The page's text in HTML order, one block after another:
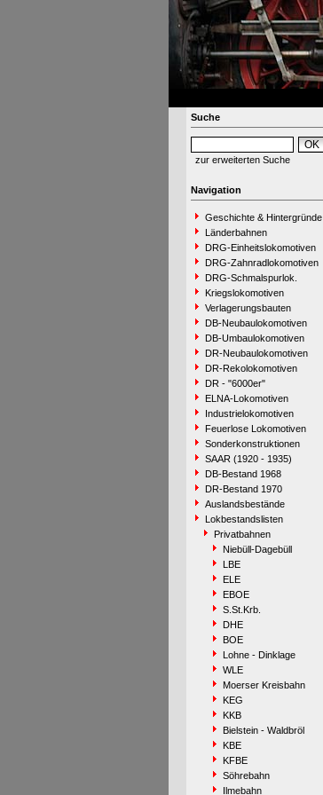
Suche
zur erweiterten Suche
Navigation
Geschichte & Hintergründe
Länderbahnen
DRG-Einheitslokomotiven
DRG-Zahnradlokomotiven
DRG-Schmalspurlok.
Kriegslokomotiven
Verlagerungsbauten
DB-Neubaulokomotiven
DB-Umbaulokomotiven
DR-Neubaulokomotiven
DR-Rekolokomotiven
DR - "6000er"
ELNA-Lokomotiven
Industrielokomotiven
Feuerlose Lokomotiven
Sonderkonstruktionen
SAAR (1920 - 1935)
DB-Bestand 1968
DR-Bestand 1970
Auslandsbestände
Lokbestandslisten
Privatbahnen
Niebüll-Dagebüll
LBE
ELE
EBOE
S.St.Krb.
DHE
BOE
Lohne - Dinklage
WLE
Moerser Kreisbahn
KEG
KKB
Bielstein - Waldbröl
KBE
KFBE
Söhrebahn
Ilmebahn